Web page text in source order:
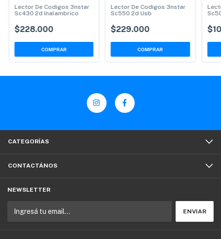
Lector De Codigos 3nstar
Sc430 2d Inalambrico
$228.000
Lector De Codigos 3nstar
Sc550 2d Usb
$229.000
CATEGORÍAS
CONTACTÁNOS
NEWSLETTER